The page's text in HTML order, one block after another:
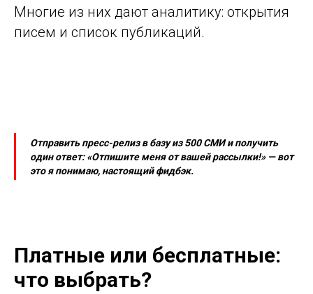
Многие из них дают аналитику: открытия
писем и список публикаций.
Отправить пресс-релиз в базу из 500 СМИ и получить
один ответ: «Отпишите меня от вашей рассылки!» — вот
это я понимаю, настоящий фидбэк.
Платные или бесплатные:
что выбрать?